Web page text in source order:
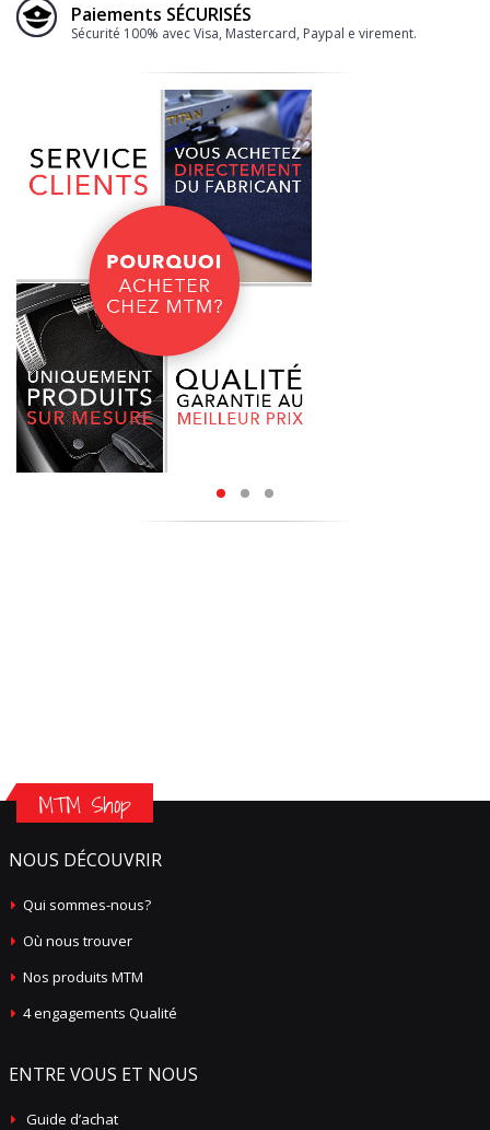
Paiements SÉCURISÉS
Sécurité 100% avec Visa, Mastercard, Paypal e virement.
MTM Shop
NOUS DÉCOUVRIR
Qui sommes-nous?
Où nous trouver
Nos produits MTM
4 engagements Qualité
ENTRE VOUS ET NOUS
Guide d’achat